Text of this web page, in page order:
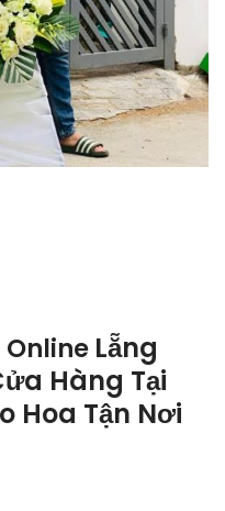
Online Lẵng
Hàng Tại
Hoa Tận Nơi